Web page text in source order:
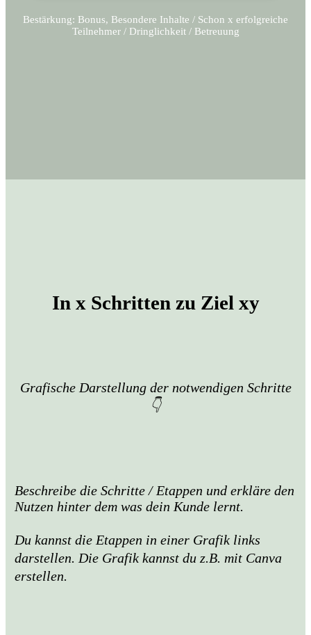
Bestärkung: Bonus, Besondere Inhalte / Schon x erfolgreiche
Teilnehmer / Dringlichkeit / Betreuung
In x Schritten zu Ziel xy
Grafische Darstellung der notwendigen Schritte
👇
Beschreibe die Schritte / Etappen und erkläre den
Nutzen hinter dem was dein Kunde lernt.
Du kannst die Etappen in einer Grafik links
darstellen. Die Grafik kannst du z.B. mit Canva
erstellen.